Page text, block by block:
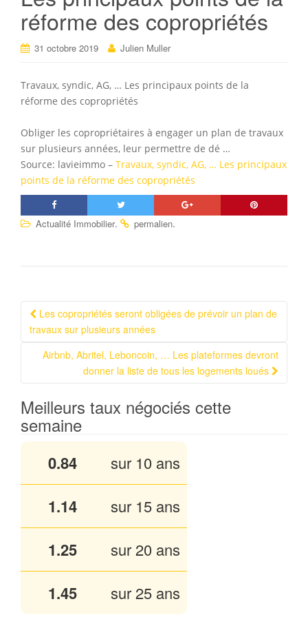
réforme des copropriétés
31 octobre 2019 Julien Muller
Travaux, syndic, AG, … Les principaux points de la
réforme des copropriétés
Obliger les copropriétaires à engager un plan de travaux
sur plusieurs années, leur permettre de dé …
Source: lavieimmo – Travaux, syndic, AG, … Les principaux
points de la réforme des copropriétés
Actualité Immobilier. permalien.
Navigation Article
Les copropriétés seront obligées de prévoir un plan de
travaux sur plusieurs années
Airbnb, Abritel, Leboncoin, … Les plateformes devront
donner la liste de tous les logements loués
Meilleurs taux négociés cette
semaine
0.84 sur 10 ans
1.14 sur 15 ans
1.25 sur 20 ans
1.45 sur 25 ans